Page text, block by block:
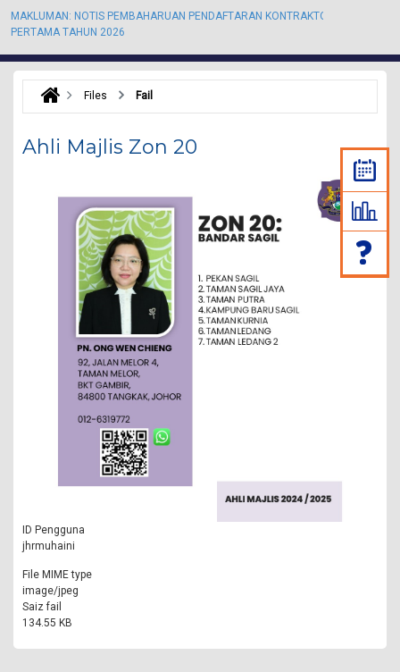
MAKLUMAN: NOTIS PEMBAHARUAN PENDAFTARAN KONTRAKTOR KALI
PERTAMA TAHUN 2026
Files Fail
Ahli Majlis Zon 20
ID Pengguna
jhrmuhaini
File MIME type
image/jpeg
Saiz fail
134.55 KB